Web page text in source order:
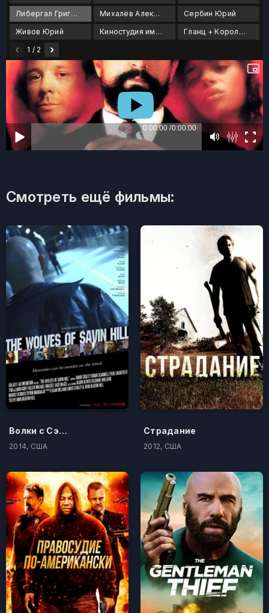
Либергал Григорий Михалёв Алексей
Сербин Юрий
Живов Юрий
Киностудия им. Горького Гланц + Королёва
‹ 1 / 2 ›
Смотреть ещё фильмы:
Волки с Сэйвин-Хилл
2014, США
Страдание
2012, США